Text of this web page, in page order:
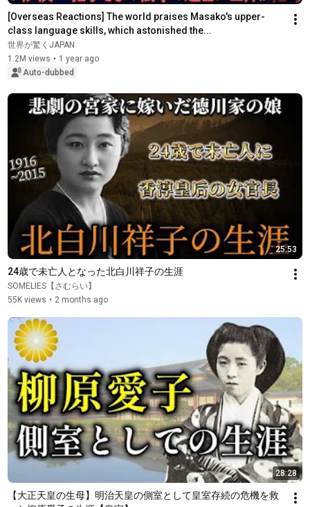
[Overseas Reactions] The world praises Masako's upper-
class language skills, which astonished the...
世界が驚くJAPAN
1.2M views • 1 year ago
Auto-dubbed
25:53
24歳で未亡人となった北白川祥子の生涯
SOMELIES【さむらい】
55K views • 2 months ago
28:28
【大正天皇の生母】明治天皇の側室として皇室存続の危機を救